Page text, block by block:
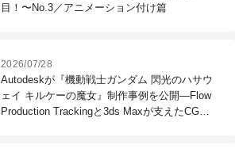
目！〜No.3／アニメーション付け篇
2026/07/28
Autodeskが『機動戦士ガンダム 閃光のハサウ
ェイ キルケーの魔女』制作事例を公開―Flow
Production Trackingと3ds Maxが支えたCG制